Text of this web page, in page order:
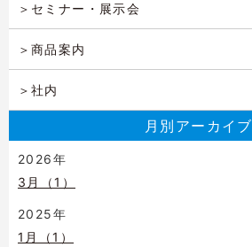
セミナー・展示会
商品案内
社内
月別アーカイブ
2026年
3月（1）
2025年
1月（1）